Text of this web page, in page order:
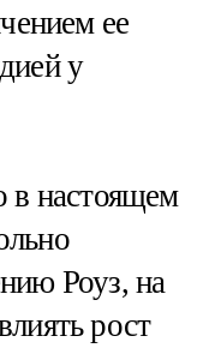
ее
у
в настоящем
Роуз, на
рост